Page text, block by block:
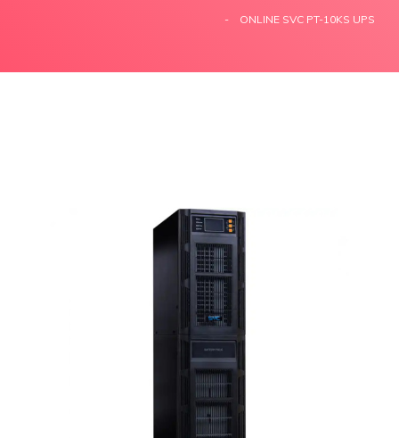
ONLINE SVC PT-10KS UPS